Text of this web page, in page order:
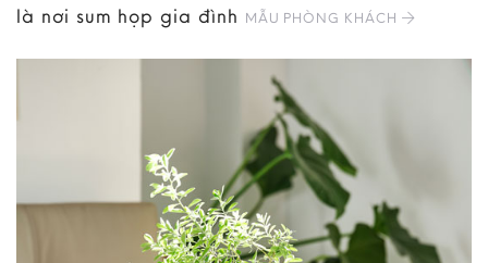
là nơi sum họp gia đình MẪU PHÒNG KHÁCH